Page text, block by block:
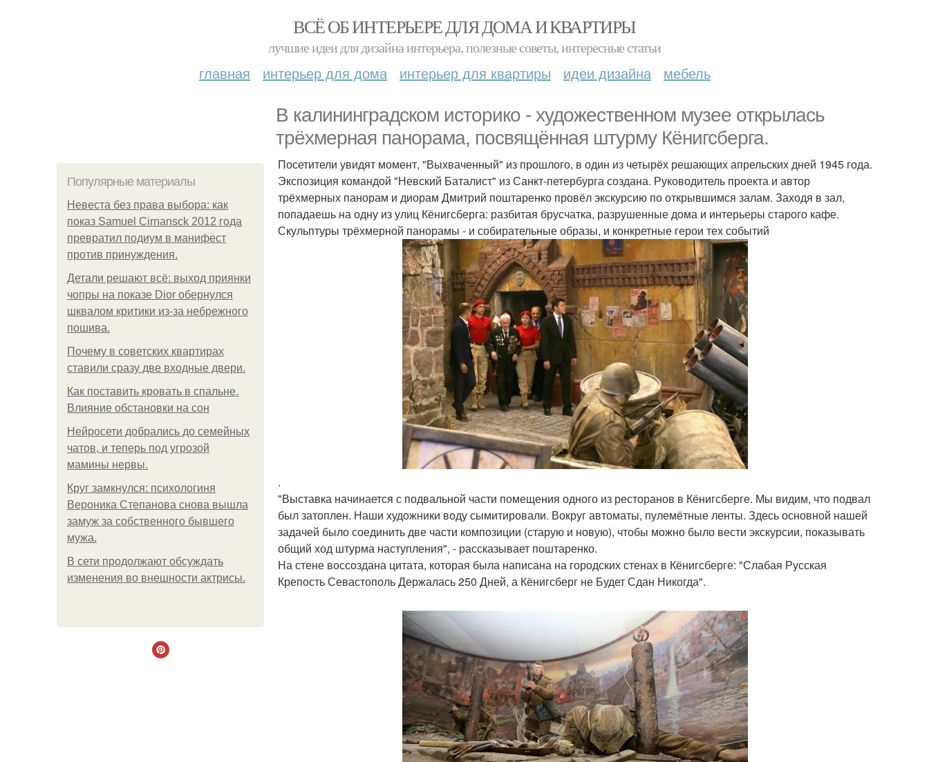
ВСЁ ОБ ИНТЕРЬЕРЕ ДЛЯ ДОМА И КВАРТИРЫ
лучшие идеи для дизайна интерьера, полезные советы, интересные статьи
главная интерьер для дома интерьер для квартиры идеи дизайна мебель
В калининградском историко - художественном музее открылась
трёхмерная панорама, посвящённая штурму Кёнигсберга.
Популярные материалы
Невеста без права выбора: как
показ Samuel Cirnansck 2012 года
превратил подиум в манифест
против принуждения.
Детали решают всё: выход приянки
чопры на показе Dior обернулся
шквалом критики из-за небрежного
пошива.
Почему в советских квартирах
ставили сразу две входные двери.
Как поставить кровать в спальне.
Влияние обстановки на сон
Нейросети добрались до семейных
чатов, и теперь под угрозой
мамины нервы.
Круг замкнулся: психологиня
Вероника Степанова снова вышла
замуж за собственного бывшего
мужа.
В сети продолжают обсуждать
изменения во внешности актрисы.
Посетители увидят момент, "Выхваченный" из прошлого, в один из четырёх решающих апрельских дней 1945 года.
Экспозиция командой "Невский Баталист" из Санкт-петербурга создана. Руководитель проекта и автор
трёхмерных панорам и диорам Дмитрий поштаренко провёл экскурсию по открывшимся залам. Заходя в зал,
попадаешь на одну из улиц Кёнигсберга: разбитая брусчатка, разрушенные дома и интерьеры старого кафе.
Скульптуры трёхмерной панорамы - и собирательные образы, и конкретные герои тех событий
.
"Выставка начинается с подвальной части помещения одного из ресторанов в Кёнигсберге. Мы видим, что подвал
был затоплен. Наши художники воду сымитировали. Вокруг автоматы, пулемётные ленты. Здесь основной нашей
задачей было соединить две части композиции (старую и новую), чтобы можно было вести экскурсии, показывать
общий ход штурма наступления", - рассказывает поштаренко.
На стене воссоздана цитата, которая была написана на городских стенах в Кёнигсберге: "Слабая Русская
Крепость Севастополь Держалась 250 Дней, а Кёнигсберг не Будет Сдан Никогда".